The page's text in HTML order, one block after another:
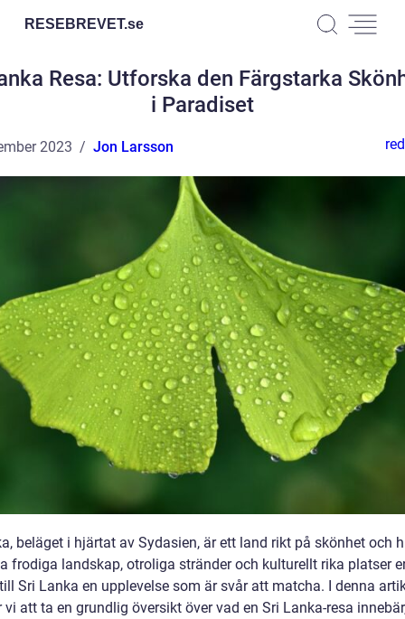
RESEBREVET.se
Resa: Utforska den Färgstarka
i Paradiset
2023 Jon Larsson
beläget i hjärtat av Sydasien, är ett land rikt på skönhet och
frodiga landskap, otroliga stränder och kulturellt rika platser
Sri Lanka en upplevelse som är svår att matcha. I denna
vi att ta en grundlig översikt över vad en Sri Lanka-resa